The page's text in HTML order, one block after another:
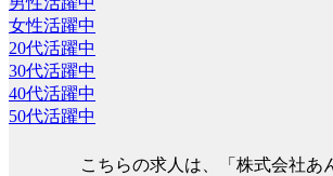
女性活躍中
20代活躍中
30代活躍中
40代活躍中
50代活躍中
こちらの求人は、「株式会社あ